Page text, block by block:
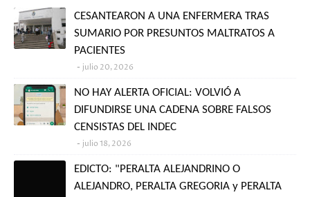
CESANTEARON A UNA ENFERMERA TRAS
SUMARIO POR PRESUNTOS MALTRATOS A
PACIENTES
julio 20, 2026
NO HAY ALERTA OFICIAL: VOLVIÓ A
DIFUNDIRSE UNA CADENA SOBRE FALSOS
CENSISTAS DEL INDEC
julio 18, 2026
EDICTO: "PERALTA ALEJANDRINO O
ALEJANDRO, PERALTA GREGORIA y PERALTA